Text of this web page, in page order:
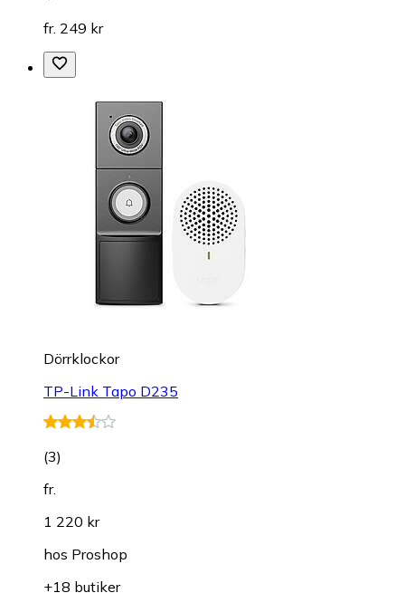
fr. 249 kr
Dörrklockor
TP-Link Tapo D235
(3)
fr.
1 220 kr
hos Proshop
+18 butiker